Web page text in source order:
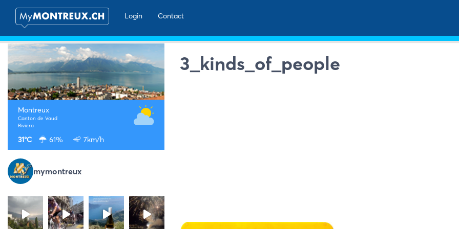
Login
Contact
Montreux
Canton de Vaud
Riviera
31°C 61% 7km/h
mymontreux
3_kinds_of_people